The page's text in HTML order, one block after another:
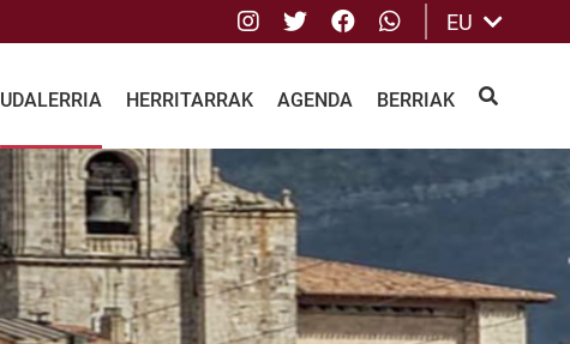
Instagram
TwitterFacebook
whatsApp
EU
UDALERRIA HERRITARRAK AGENDA BERRIAK BILATU